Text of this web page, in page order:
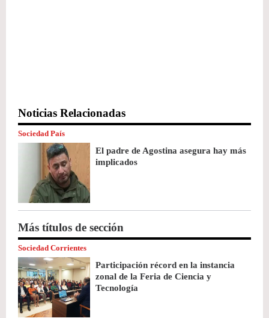
Noticias Relacionadas
Sociedad País
El padre de Agostina asegura hay más
implicados
Más títulos de sección
Sociedad Corrientes
Participación récord en la instancia
zonal de la Feria de Ciencia y
Tecnología